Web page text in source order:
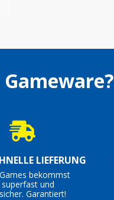
LIEFERUNG
bekommst
superfast und
Garantiert!